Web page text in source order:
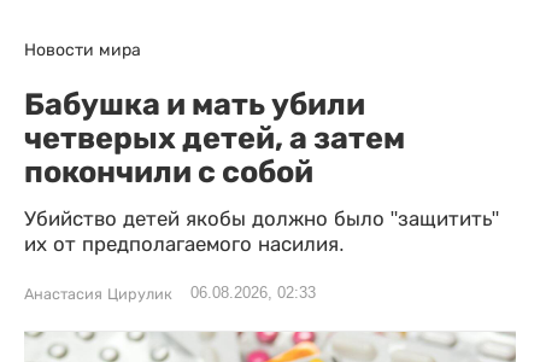
Новости мира
Бабушка и мать убили
четверых детей, а затем
покончили с собой
Убийство детей якобы должно было "защитить"
их от предполагаемого насилия.
Анастасия Цирулик 06.08.2026, 02:33